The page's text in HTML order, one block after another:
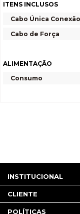
ITENS INCLUSOS
Cabo Única Conexão
Cabo de Força
ALIMENTAÇÃO
Consumo
INSTITUCIONAL
CLIENTE
POLÍTICAS